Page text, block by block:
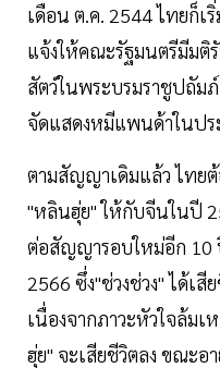
เดือน ต.ค. 2544 ไทยก็เ
แจ้งให้คณะรัฐมนตรีมีมติ
สัตว์ในพระบรมราชูปถัมภ์
จัดแสดงหมีแพนด้าในปร
ตามสัญญาเดิมแล้ว ไทย
"หลินฮุ่ย" ให้กับจีนในปี
ต่อสัญญารอบใหม่อีก 10
2566 ซึ่ง"ช่วงช่วง" ได้เ
เนื่องจากภาวะหัวใจล้ม
ฮุ่ย" จะเสียชีวิตลง ขณะอ